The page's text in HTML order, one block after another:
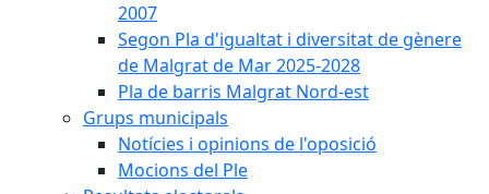
2007
Segon Pla d'igualtat i diversitat de gènere
de Malgrat de Mar 2025-2028
Pla de barris Malgrat Nord-est
Grups municipals
Notícies i opinions de l'oposició
Mocions del Ple